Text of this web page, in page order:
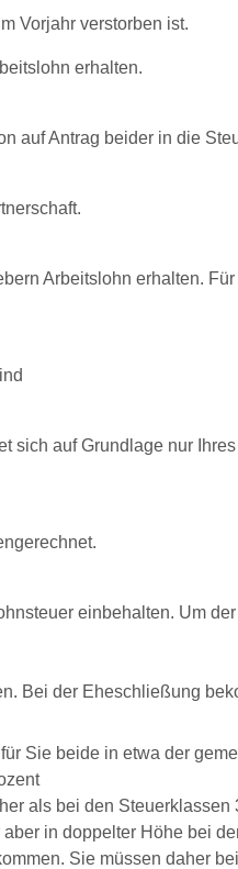
Vorjahr verstorben ist.
erhalten.
auf Antrag beider in die
Arbeitslohn erhalten.
auf Grundlage nur
einbehalten. Um
Bei der Eheschließung
Sie beide in etwa der
als bei den
in doppelter Höhe bei
Sie müssen daher